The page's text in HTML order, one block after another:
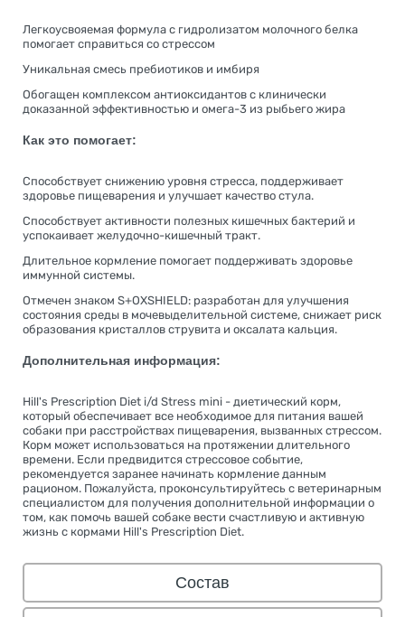
Легкоусвояемая формула с гидролизатом молочного белка
помогает справиться со стрессом
Уникальная смесь пребиотиков и имбиря
Обогащен комплексом антиоксидантов с клинически
доказанной эффективностью и омега-3 из рыбьего жира
Как это помогает:
Способствует снижению уровня стресса, поддерживает
здоровье пищеварения и улучшает качество стула.
Способствует активности полезных кишечных бактерий и
успокаивает желудочно-кишечный тракт.
Длительное кормление помогает поддерживать здоровье
иммунной системы.
Отмечен знаком S+OXSHIELD: разработан для улучшения
состояния среды в мочевыделительной системе, снижает риск
образования кристаллов струвита и оксалата кальция.
Дополнительная информация:
Hill's Prescription Diet i/d Stress mini - диетический корм,
который обеспечивает все необходимое для питания вашей
собаки при расстройствах пищеварения, вызванных стрессом.
Корм может использоваться на протяжении длительного
времени. Если предвидится стрессовое событие,
рекомендуется заранее начинать кормление данным
рационом. Пожалуйста, проконсультируйтесь с ветеринарным
специалистом для получения дополнительной информации о
том, как помочь вашей собаке вести счастливую и активную
жизнь с кормами Hill's Prescription Diet.
Состав